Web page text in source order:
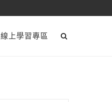
線上學習專區